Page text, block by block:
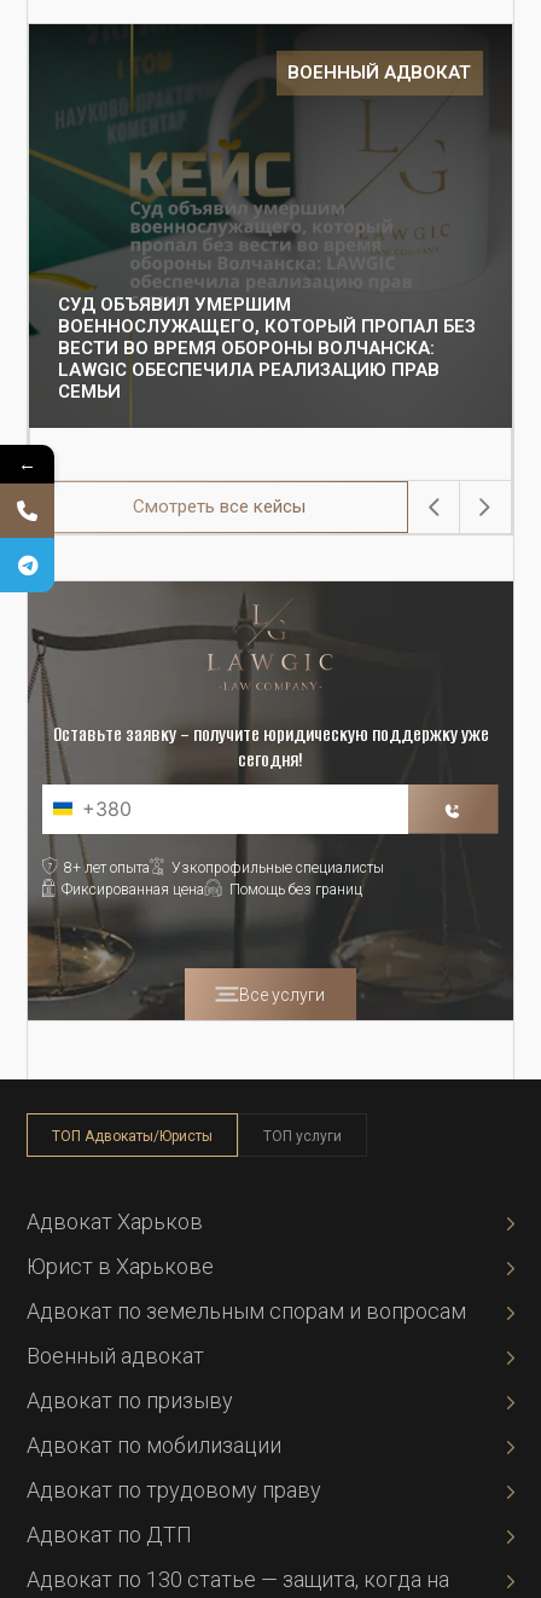
ВОЕННЫЙ АДВОКАТ
СУД ОБЪЯВИЛ УМЕРШИМ
ВОЕННОСЛУЖАЩЕГО, КОТОРЫЙ ПРОПАЛ БЕЗ
ВЕСТИ ВО ВРЕМЯ ОБОРОНЫ ВОЛЧАНСКА:
LAWGIC ОБЕСПЕЧИЛА РЕАЛИЗАЦИЮ ПРАВ
СЕМЬИ
Смотреть все кейсы
Оставьте заявку – получите юридическую поддержку уже
сегодня!
8+ лет опыта
Узкопрофильные специалисты
Фиксированная цена
Помощь без границ
Все услуги
ТОП Адвокаты/Юристы ТОП услуги
Адвокат Харьков
Юрист в Харькове
Адвокат по земельным спорам и вопросам
Военный адвокат
Адвокат по призыву
Адвокат по мобилизации
Адвокат по трудовому праву
Адвокат по ДТП
Адвокат по 130 статье — защита, когда на
←